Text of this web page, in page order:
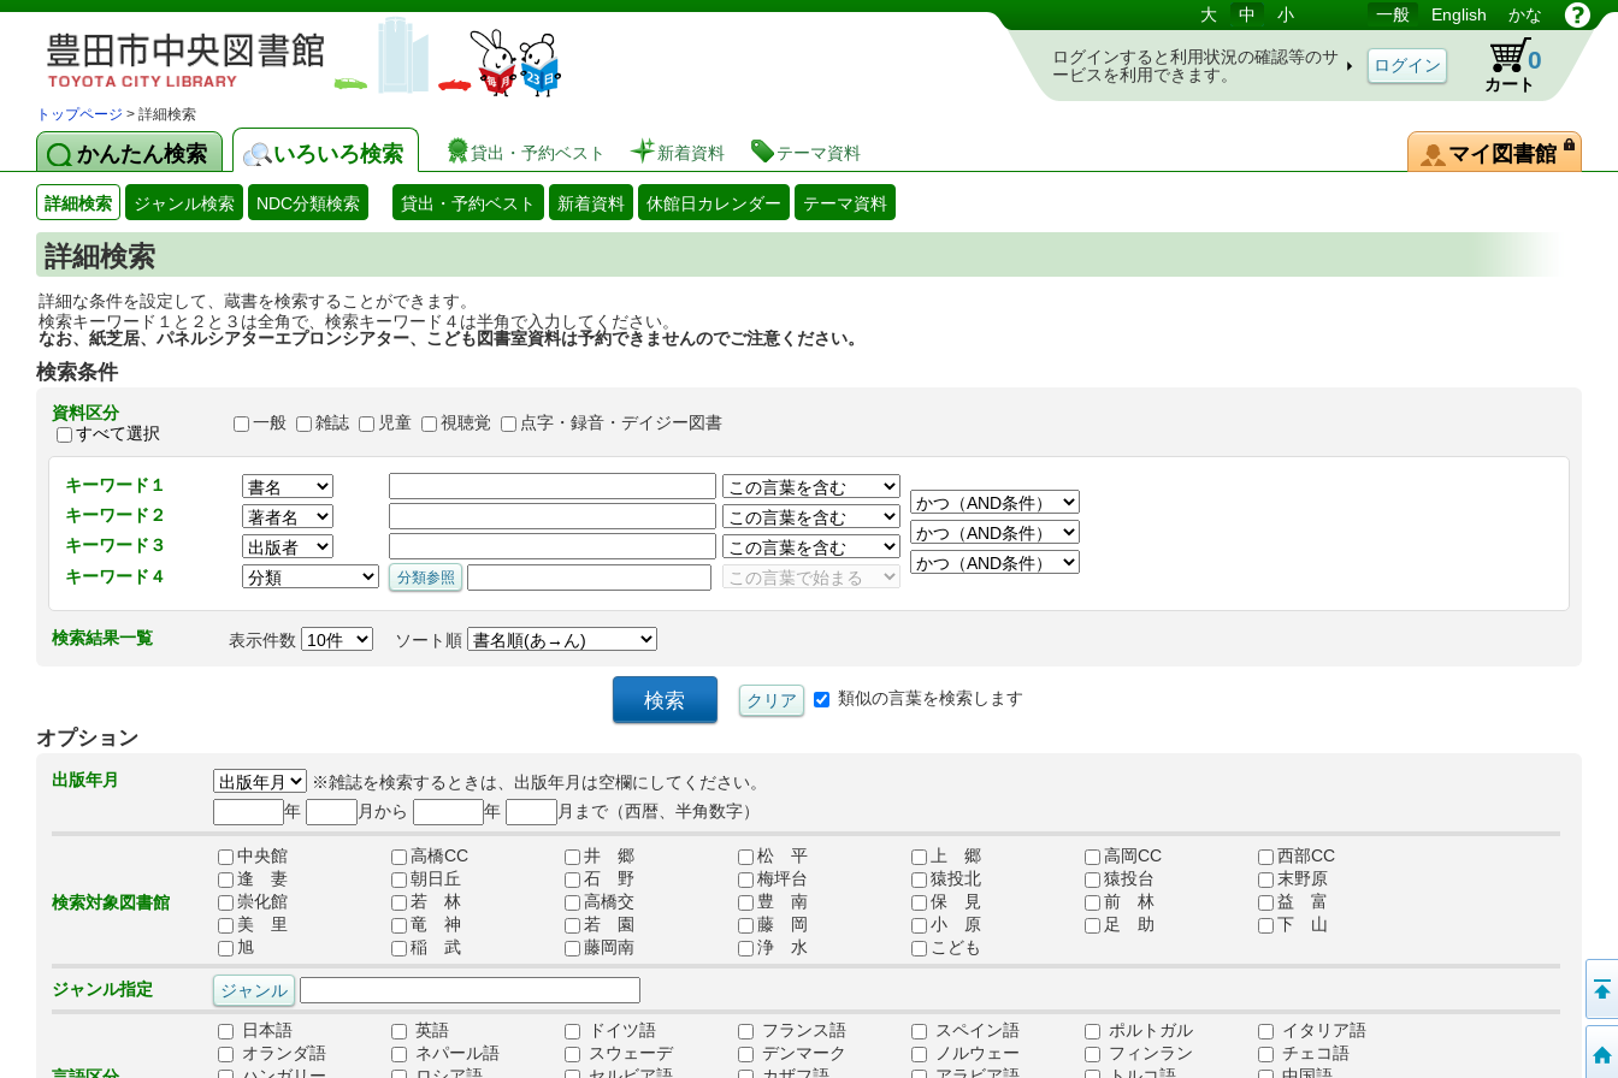
図書館 蔵書検索・予約システム 大 中 小 一般 English かな
ログインすると利用状況の確認等のサ
ービスを利用できます。
カート
0
トップページ > 詳細検索
かんたん検索 いろいろ検索 貸出・予約ベスト 新着資料 テーマ資料 マイ図書館
詳細検索 ジャンル検索 NDC分類検索 貸出・予約ベスト 新着資料 休館日カレンダー テーマ資料
詳細検索
詳細な条件を設定して、蔵書を検索することができます。
検索キーワード１と２と３は全角で、検索キーワード４は半角で入力してください。
なお、紙芝居、パネルシアターエプロンシアター、こども図書室資料は予約できませんのでご注意ください。
検索条件
資料区分
すべて選択
一般 雑誌 児童 視聴覚 点字・録音・デイジー図書
キーワード１
キーワード２
キーワード３
キーワード４
検索結果一覧 表示件数 ソート順
類似の言葉を検索します
オプション
出版年月
※雑誌を検索するときは、出版年月は空欄にしてください。
年
月から 年 月まで（西暦、半角数字）
検索対象図書館
中央館 高橋CC 井 郷 松 平 上 郷 高岡CC
西部CC
逢 妻
朝日丘 石 野 梅坪台 猿投北 猿投台
末野原
崇化館
若 林 高橋交 豊 南 保 見 前 林
益 富
美 里
竜 神 若 園 藤 岡 小 原 足 助
下 山
旭
稲 武 藤岡南 浄 水 こども
ジャンル指定
日本語 英語 ドイツ語 フランス語 スペイン語 ポルトガル
イタリア語
オランダ語
ネパール語 スウェーデ デンマーク ノルウェー フィンラン
チェコ語